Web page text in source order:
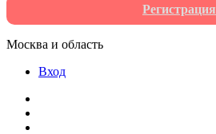
Регистрация
Москва и область
Вход